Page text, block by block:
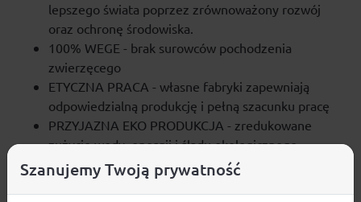
lepszego świata poprzez zrównoważony rozwój
oraz ochronę środowiska.
100% WEGE - brak surowców pochodzenia
zwierzęcego
ETYCZNA PRACA - własne fabryki zapewniają
odpowiedzialną produkcję i pełną szacunku pracę
PRZYJAZNA EKO PRODUKCJA - zredukowane
zużycie wody, energii i śladu ekologicznego
BEZ FTALANU - ani jego pochodnych w składzie
100% DO RECYKLINGU - oraz 30% materiału
Szanujemy Twoją prywatność